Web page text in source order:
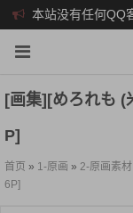
本站没有任何QQ
[画集][めろれも (
P]
首页 » 1-原画 » 2-原画素材
6P]